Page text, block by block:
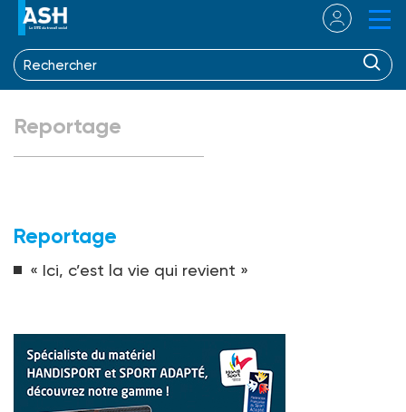
Reportage
Reportage
« Ici, c’est la vie qui revient »